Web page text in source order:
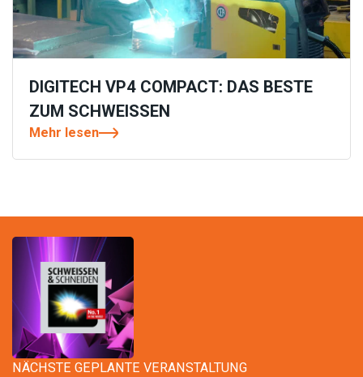
DIGITECH VP4 COMPACT: DAS BESTE
ZUM SCHWEISSEN
Mehr lesen
NÄCHSTE GEPLANTE VERANSTALTUNG